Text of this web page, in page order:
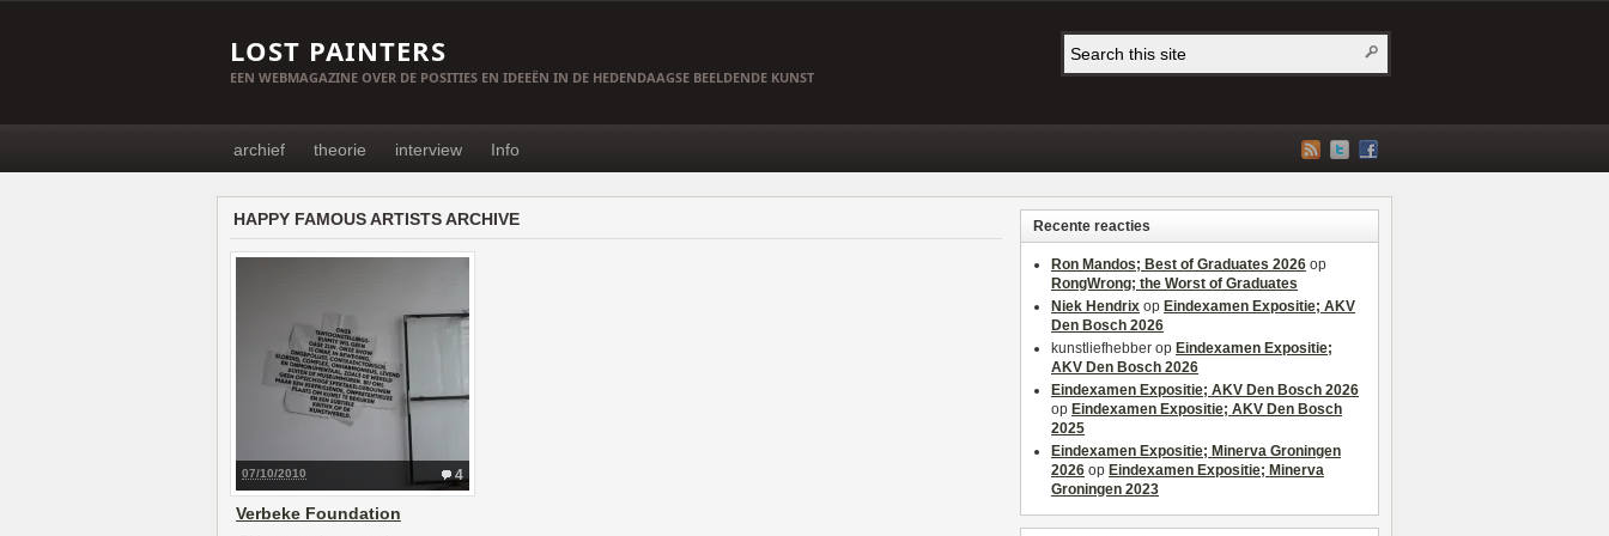
LOST PAINTERS
EEN WEBMAGAZINE OVER DE POSITIES EN IDEEËN IN DE HEDENDAAGSE BEELDENDE KUNST
archief theorie interview Info
HAPPY FAMOUS ARTISTS ARCHIVE
4
07/10/2010
Verbeke Foundation
Recente reacties
Ron Mandos; Best of Graduates 2026 op
RongWrong; the Worst of Graduates
Niek Hendrix op Eindexamen Expositie; AKV
Den Bosch 2026
kunstliefhebber op Eindexamen Expositie;
AKV Den Bosch 2026
Eindexamen Expositie; AKV Den Bosch 2026
op Eindexamen Expositie; AKV Den Bosch
2025
Eindexamen Expositie; Minerva Groningen
2026 op Eindexamen Expositie; Minerva
Groningen 2023